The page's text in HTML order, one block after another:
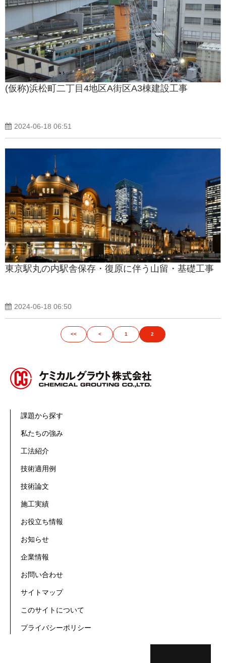
(仮称)浜松町二丁目4地区A街区A3棟建設工事
2024-06-18 06:51
東京駅丸の内駅舎保存・復原に伴う山留・基礎工事
2024-06-18 06:50
<< < 1 2
課題から探す
私たちの強み
工法紹介
技術適用例
技術論文
施工実績
お役立ち情報
お知らせ
企業情報
お問い合わせ
サイトマップ
このサイトについて
プライバシーポリシー